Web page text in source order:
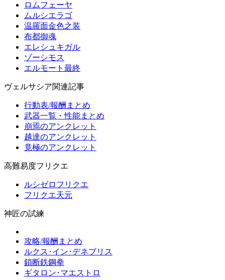
ロムフェーヤ
ムルシエラゴ
温羅面金色之装
布都御魂
エレシュキガル
ゾーシモス
エルモート最終
ヴェルサシア関連記事
行動表/報酬まとめ
武器一覧・性能まとめ
崩焉のアンクレット
越達のアンクレット
竟極のアンクレット
高難易度フリクエ
ルシゼロフリクエ
フリクエ天元
神匠の試練
攻略/報酬まとめ
ルクス･イン･デネブリス
鎖断鉄鋼拳
ギタロン･マエストロ